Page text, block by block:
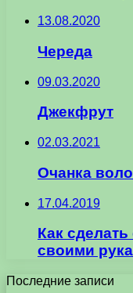
13.08.2020
Череда
09.03.2020
Джекфрут
02.03.2021
Очанка
17.04.2019
Как
своими
Последние записи